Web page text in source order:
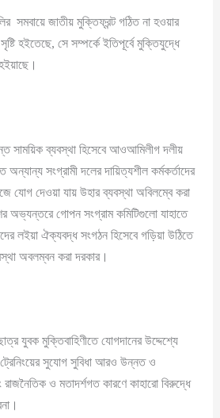
সমবায়ে জাতীয় মুক্তিফ্রন্ট গঠিত না হওয়ার
হইতেছে, সে সম্পর্কে ইতিপূর্বে মুক্তিযুদ্ধে
সাময়িক ব্যবস্থা হিসেবে আওআমিলীগ দলীয়
অন্যান্য সংগ্রামী দলের দায়িত্যশীল কর্মকর্তাদের
যোগ দেওয়া যায় উহার ব্যবস্থা অবিলম্বে করা
অভ্যন্তরে গোপন সংগ্রাম কমিটিগুলো যাহাতে
লইয়া ঐক্যবদ্ধ সংগঠন হিসেবে গড়িয়া উঠিতে
অবলম্বন করা দরকার।
যুবক মুক্তিবাহিণীতে যোগদানের উদ্দেশ্যে
সুযোগ সুবিধা আরও উন্নত ও
ও মতাদর্শগত কারণে কাহারো বিরুদ্ধে